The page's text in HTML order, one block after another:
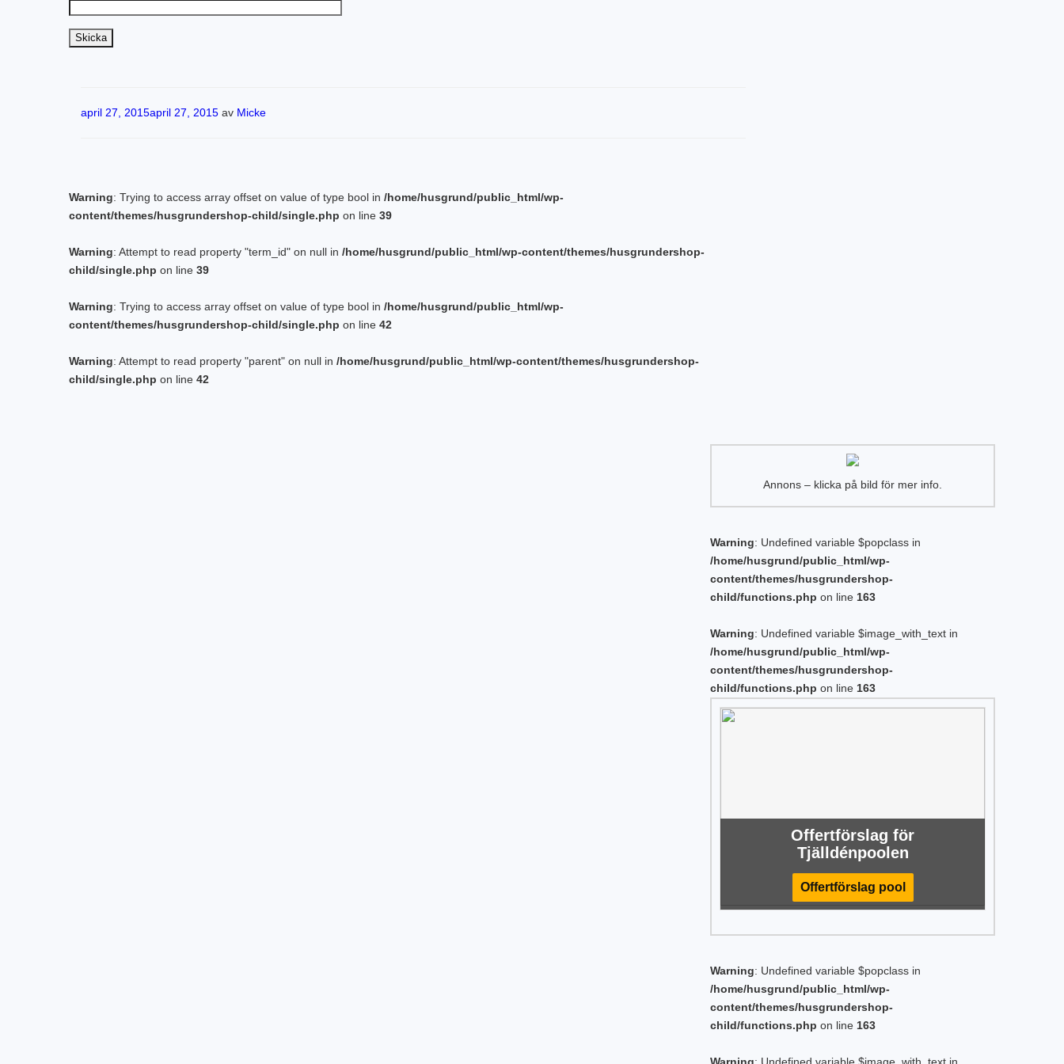
Publicerat
april 27, 2015april 27, 2015 av Micke
Warning: Trying to access array offset on value of type bool in /home/husgrund/public_html/wp-
content/themes/husgrundershop-child/single.php on line 39
Warning: Attempt to read property "term_id" on null in /home/husgrund/public_html/wp-content/themes/husgrundershop-
child/single.php on line 39
Warning: Trying to access array offset on value of type bool in /home/husgrund/public_html/wp-
content/themes/husgrundershop-child/single.php on line 42
Warning: Attempt to read property "parent" on null in /home/husgrund/public_html/wp-content/themes/husgrundershop-
child/single.php on line 42
Annons – klicka på bild för mer info.
Warning: Undefined variable $popclass in
/home/husgrund/public_html/wp-
content/themes/husgrundershop-
child/functions.php on line 163
Warning: Undefined variable $image_with_text in
/home/husgrund/public_html/wp-
content/themes/husgrundershop-
child/functions.php on line 163
Offertförslag för
Tjälldénpoolen
Offertförslag pool
Warning: Undefined variable $popclass in
/home/husgrund/public_html/wp-
content/themes/husgrundershop-
child/functions.php on line 163
Warning: Undefined variable $image_with_text in